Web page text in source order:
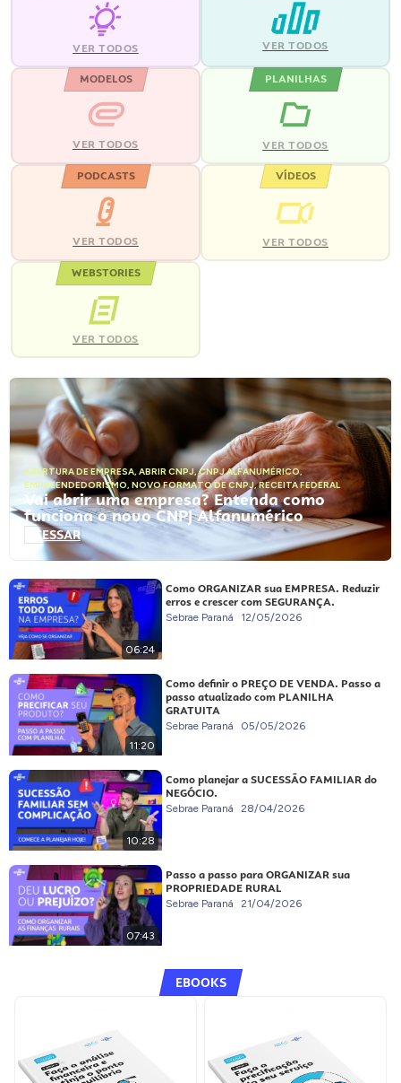
VER TODOS VER TODOS
MODELOS
VER TODOS
PLANILHAS
VER TODOS
PODCASTS
VER TODOS
VÍDEOS
VER TODOS
WEBSTORIES
VER TODOS
ABERTURA DE EMPRESA, ABRIR CNPJ,CNPJ ALFANUMÉRICO,
EMPREENDEDORISMO, NOVO FORMATO DE CNPJ,RECEITA FEDERAL
Vai abrir uma empresa? Entenda como
funciona o novo CNPJ Alfanumérico
ACESSAR
06:24
Como ORGANIZAR sua EMPRESA. Reduzir
erros e crescer com SEGURANÇA.
Sebrae Paraná 12/05/2026
11:20
Como definir o PREÇO DE VENDA. Passo a
passo atualizado com PLANILHA
GRATUITA
Sebrae Paraná 05/05/2026
10:28
Como planejar a SUCESSÃO FAMILIAR do
NEGÓCIO.
Sebrae Paraná 28/04/2026
07:43
Passo a passo para ORGANIZAR sua
PROPRIEDADE RURAL
Sebrae Paraná 21/04/2026
EBOOKS